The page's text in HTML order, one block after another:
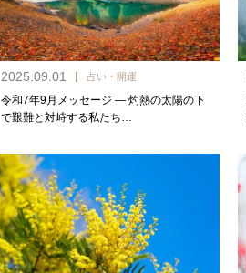
2025.09.01 占い・開運
令和7年9月メッセージ — 灼熱の太陽の下
で艱難と対峙する私たち…